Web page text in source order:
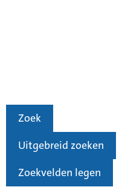
Zoek
Uitgebreid zoeken
Zoekvelden legen